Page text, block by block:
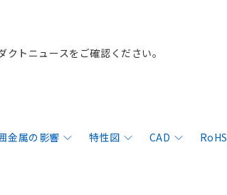
クトニュースをご確認ください。
金属の影響 特性図 CAD